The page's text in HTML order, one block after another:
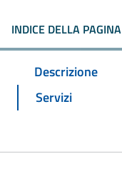
INDICE DELLA PAGINA
Descrizione
Servizi